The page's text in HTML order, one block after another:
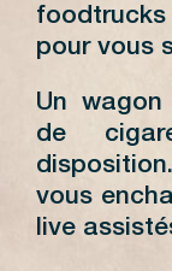
foodtrucks
pour vous
Un
de
vous
live